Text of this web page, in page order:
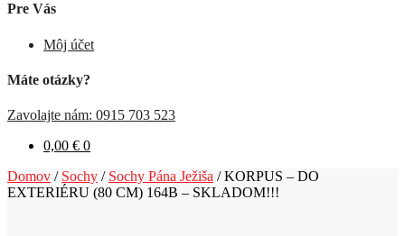
Pre Vás
Môj účet
Máte otázky?
Zavolajte nám: 0915 703 523
0,00 € 0
Domov / Sochy / Sochy Pána Ježiša /KORPUS – DO
EXTERIÉRU (80 CM) 164B – SKLADOM!!!